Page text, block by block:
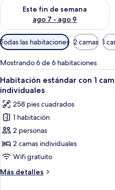
Este fin de semana
ago 7 - ago 9
Consulta la disponibilidad
Filtros
disponibles
para
las
habitaciones
Todas las habitaciones 2 camas 1
Mostrando 6 de 6 habitaciones
Abrir
todas
las
fotos
de
Habitación
estándar
con
1
cama
8
Habitación estándar con 1
individuales
258 pies cuadrados
1 habitación
2 personas
2 camas individuales
Wifi gratuito
Más detalles
Más